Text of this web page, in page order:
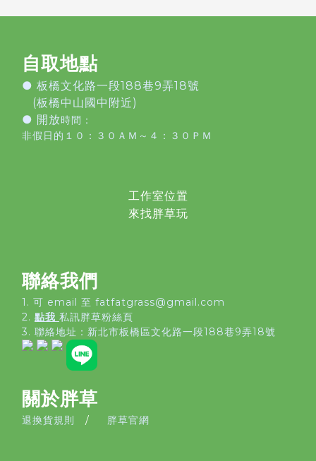
自取地點
● 板橋文化路一段188巷9弄18號
(板橋中山國中附近)
● 開放時間：
非假日的１０：３０ＡＭ～４：３０ＰＭ
工作室位置
來找胖草玩
聯絡我們
1. 可 email 至 fatfatgrass@gmail.com
2. 點我 私訊胖草粉絲頁
3. 聯絡地址： 新北市板橋區文化路一段188巷9弄18號
關於胖草
退換貨規則 / 胖草官網